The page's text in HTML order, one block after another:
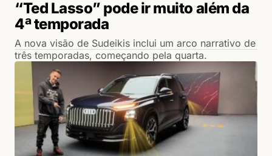
“Ted Lasso” pode ir muito além da
4ª temporada
A nova visão de Sudeikis inclui um arco narrativo de
três temporadas, começando pela quarta.